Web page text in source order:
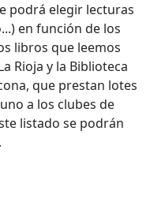
podrá elegir lecturas
en función de los
libros que leemos
Rioja y la Biblioteca
que prestan lotes
a los clubes de
listado se podrán